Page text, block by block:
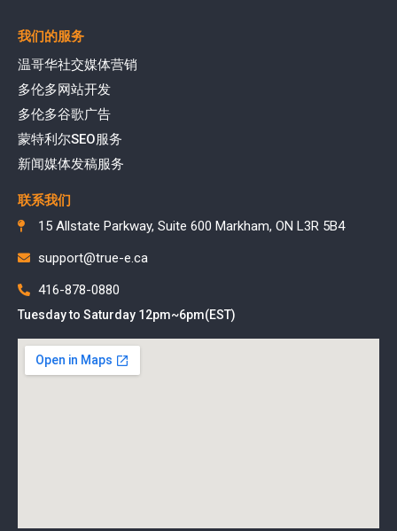
我们的服务
温哥华社交媒体营销
多伦多网站开发
多伦多谷歌广告
蒙特利尔SEO服务
新闻媒体发稿服务
联系我们
15 Allstate Parkway, Suite 600 Markham, ON L3R 5B4
support@true-e.ca
416-878-0880
Tuesday to Saturday 12pm~6pm(EST)